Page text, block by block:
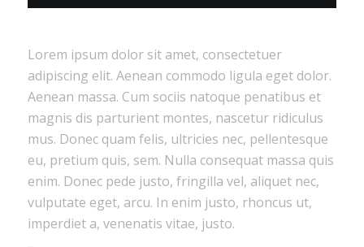
Lorem ipsum dolor sit amet, consectetuer
adipiscing elit. Aenean commodo ligula eget dolor.
Aenean massa. Cum sociis natoque penatibus et
magnis dis parturient montes, nascetur ridiculus
mus. Donec quam felis, ultricies nec, pellentesque
eu, pretium quis, sem. Nulla consequat massa quis
enim. Donec pede justo, fringilla vel, aliquet nec,
vulputate eget, arcu. In enim justo, rhoncus ut,
imperdiet a, venenatis vitae, justo.